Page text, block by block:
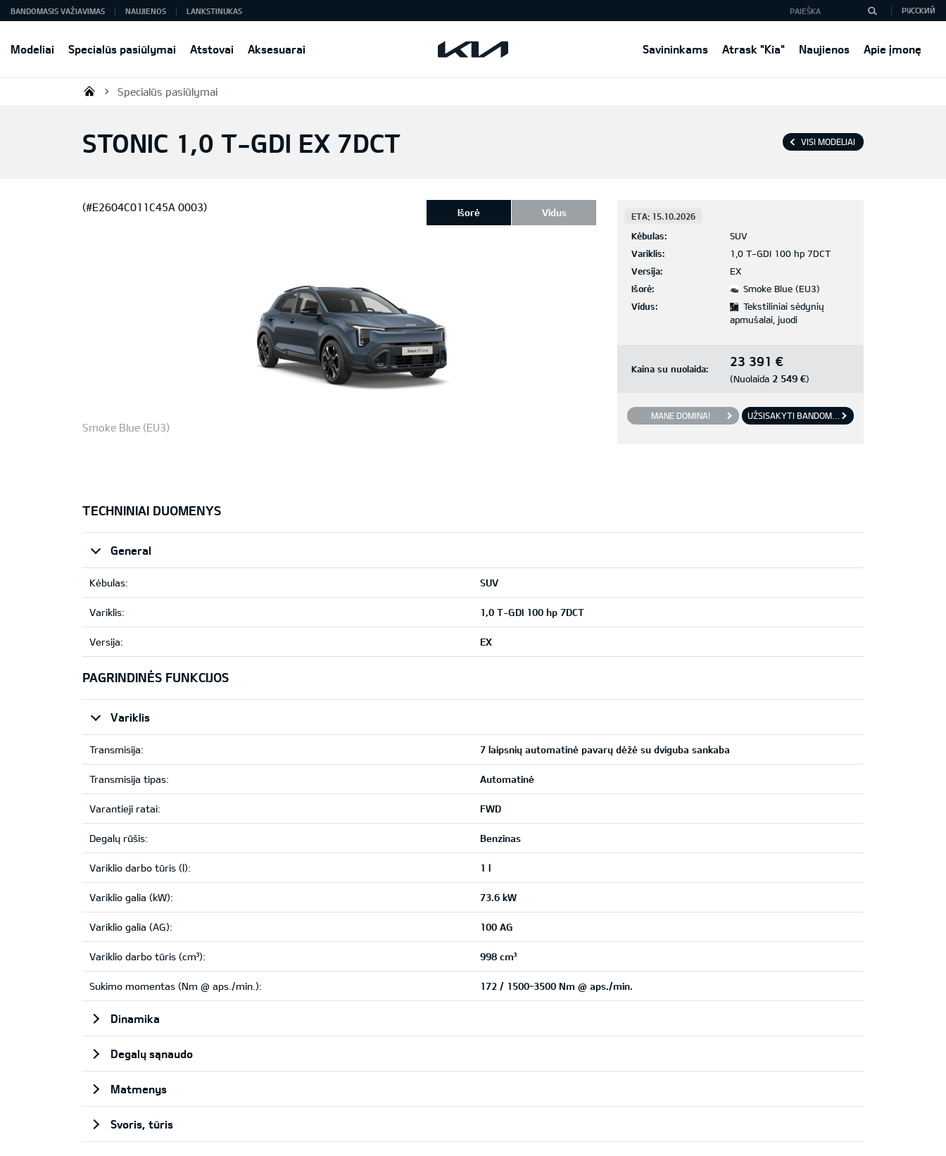
Modeliai Specialūs pasiūlymai Atstovai Aksesuarai Savininkams Atrask "Kia" Naujienos Apie įmonę
BANDOMASIS VAŽIAVIMAS NAUJIENOS LANKSTINUKAS РУССКИЙ
KIA AUTO AS
Specialūs pasiūlymai
VISI MODELIAI
STONIC 1,0 T-GDI EX 7DCT
Išorė Vidus
(#E2604C011C45A 0003)
Smoke Blue (EU3)
ETA: 15.10.2026
Kėbulas:
SUV
Variklis:
1,0 T-GDI 100 hp 7DCT
Versija:
EX
Išorė:
Smoke Blue (EU3)
Vidus:
Tekstiliniai sėdynių
apmušalai, juodi
Kaina su nuolaida: 23 391 €
(Nuolaida 2 549 €)
MANE DOMINA! UŽSISAKYTI BANDOMĄJĮ VAŽIAVIMĄ
TECHNINIAI DUOMENYS
General
Kėbulas: SUV
Variklis: 1,0 T-GDI 100 hp 7DCT
Versija: EX
PAGRINDINĖS FUNKCIJOS
Variklis
Transmisija: 7 laipsnių automatinė pavarų dėžė su dviguba sankaba
Transmisija tipas: Automatinė
Varantieji ratai: FWD
Degalų rūšis: Benzinas
Variklio darbo tūris (l): 1 l
Variklio galia (kW): 73.6 kW
Variklio galia (AG): 100 AG
Variklio darbo tūris (cm³): 998 cm³
Sukimo momentas (Nm @ aps./min.): 172 / 1500~3500 Nm @ aps./min.
Dinamika
Degalų sąnaudo
Matmenys
Svoris, tūris